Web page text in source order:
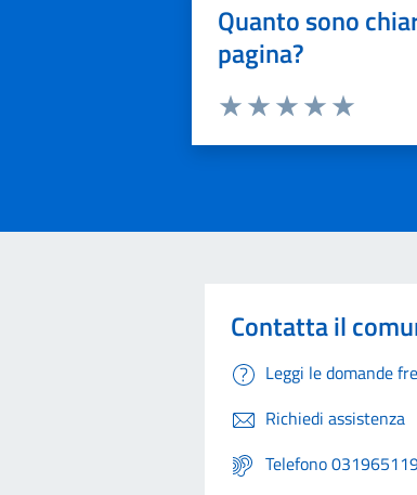
Quanto sono
pagina?
Contatta il
Leggi le domande
Richiedi assistenza
Telefono